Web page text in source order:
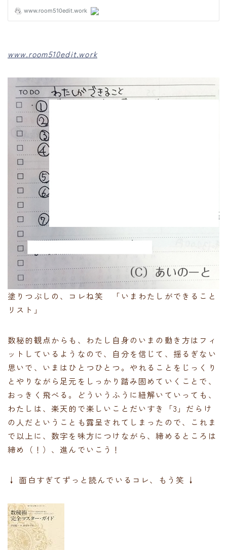
www.room510edit.work
塗りつぶしの、コレね笑 「いまわたしができること
リスト」
数秘的観点からも、わたし自身のいまの動き方はフィ
ットしているようなので、自分を信じて、揺るぎない
思いで、いまはひとつひとつ。やれることをじっくり
とやりながら足元をしっかり踏み固めていくことで、
おっきく飛べる。どういうふうに紐解いていっても、
わたしは、楽天的で楽しいことだいすき「3」だらけ
の人だということも露呈されてしまったので、これま
で以上に、数字を味方につけながら、締めるところは
締め（！）、進んでいこう！
↓ 面白すぎてずっと読んでいるコレ、もう笑 ↓